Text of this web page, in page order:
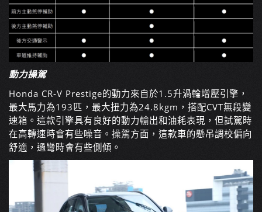
動力操駕
Honda CR-V Prestige的動力來自於1.5升渦輪增壓引擎，
最大馬力為193匹，最大扭力為24.8kgm ，搭配CVT無段變
速箱。這款引擎具有良好的動力輸出和油耗表現，但試駕時
在高轉速時會有些噪音。操駕方面，這款車的懸吊調校偏向
舒適，過彎時會有些側傾。